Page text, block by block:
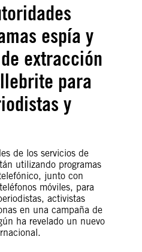
espía y
extracción
para
y
de los servicios de
utilizando programas
junto con
móviles, para
activistas
en una campaña de
ha revelado un nuevo